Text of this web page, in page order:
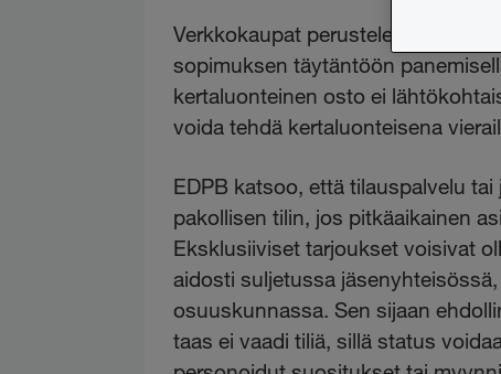
Verkkokaupat perustelevat
sopimuksen täytäntöön
kertaluonteinen osto ei
voida tehdä kertaluonteisena
EDPB katsoo, että tilauspalvelu
pakollisen tilin, jos pitkäaikainen
Eksklusiiviset tarjoukset voisivat
aidosti suljetussa
osuuskunnassa. Sen sijaan
taas ei vaadi tiliä, sillä status